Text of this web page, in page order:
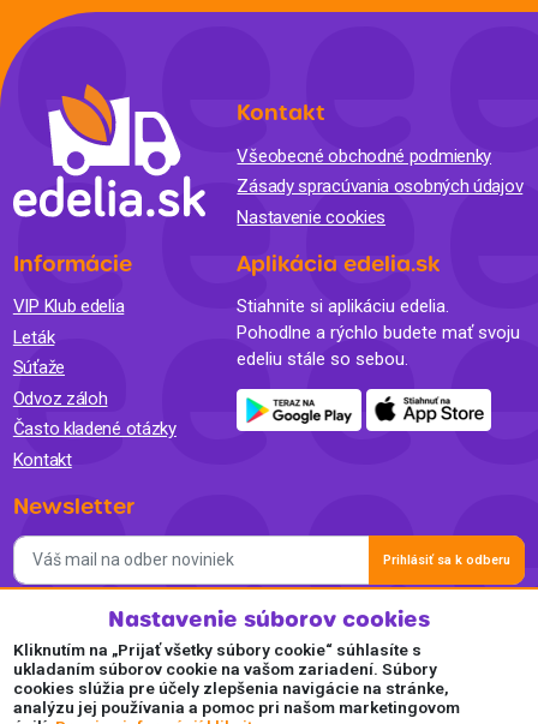
Kontakt
Všeobecné obchodné podmienky
Zásady spracúvania osobných údajov
Nastavenie cookies
Informácie
VIP Klub edelia
Leták
Súťaže
Odvoz záloh
Často kladené otázky
Kontakt
Aplikácia edelia.sk
Stiahnite si aplikáciu edelia.
Pohodlne a rýchlo budete mať svoju
edeliu stále so sebou.
Newsletter
Prihlásiť sa k odberu
Súhlasím so spracovaním osobných údajov a so zasielaním
newslettra na marketingové účely a oboznámil som sa so
Zásadami ochrany osobných údajov.
Akceptujeme
Nastavenie súborov cookies
Kliknutím na „Prijať všetky súbory cookie“ súhlasíte s
ukladaním súborov cookie na vašom zariadení. Súbory
cookies slúžia pre účely zlepšenia navigácie na stránke,
analýzu jej používania a pomoc pri našom marketingovom